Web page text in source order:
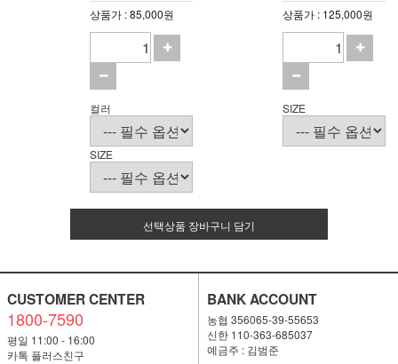
상품가 : 85,000원
컬러
SIZE
상품가 : 125,000원
SIZE
선택상품 장바구니 담기
CUSTOMER CENTER
1800-7590
평일 11:00 - 16:00
카톡 플러스친구
BANK ACCOUNT
농협 356065-39-55653
신한 110-363-685037
예금주 : 김범준